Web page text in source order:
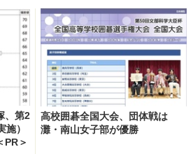
、第2
）
＞
高校囲碁全国大会、団体戦は
灘・南山女子部が優勝